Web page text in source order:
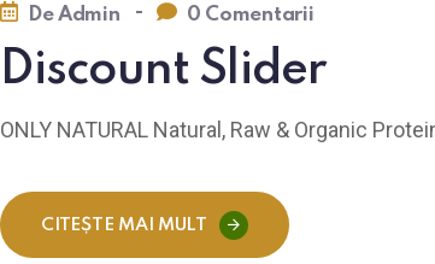
DeAdmin - 0 Comentarii
Discount Slider
ONLY NATURAL Natural, Raw & Organic
CITEȘTE MAI MULT